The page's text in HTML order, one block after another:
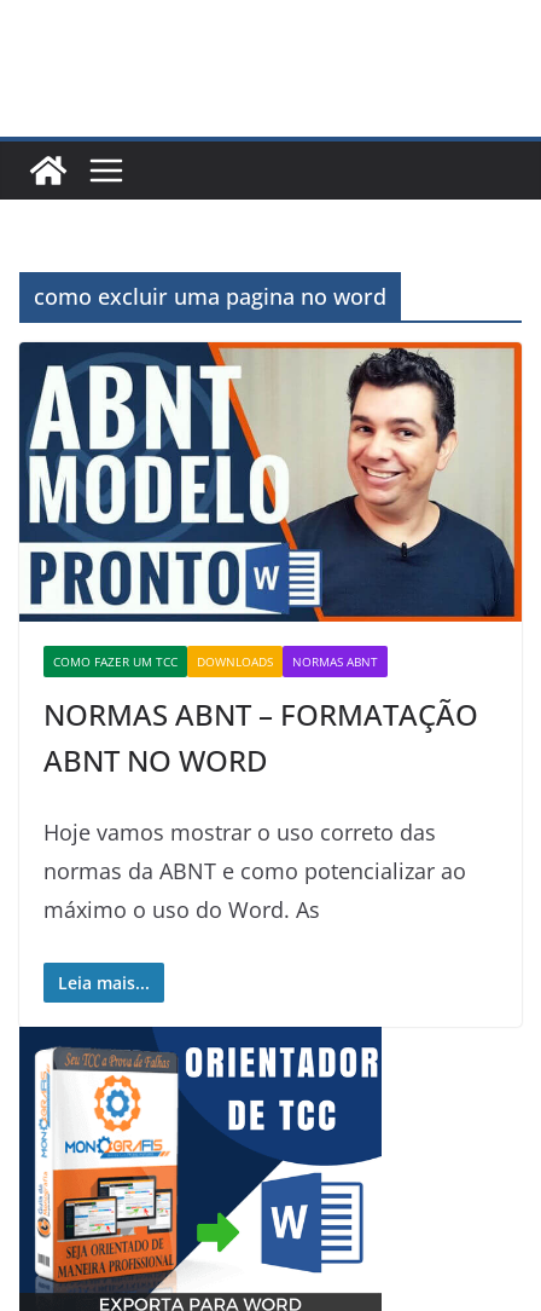
como excluir uma pagina no word
COMO FAZER UM TCC DOWNLOADS NORMAS ABNT
NORMAS ABNT – FORMATAÇÃO
ABNT NO WORD
Hoje vamos mostrar o uso correto das
normas da ABNT e como potencializar ao
máximo o uso do Word. As
Leia mais...